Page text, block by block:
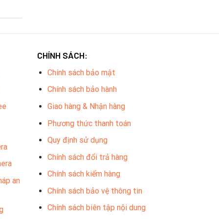
an
CHÍNH SÁCH:
Chính sách bảo mật
Chính sách bảo hành
Giao hàng & Nhận hàng
Phương thức thanh toán
Quy định sử dụng
Chính sách đổi trả hàng
Chính sách kiểm hàng
Chính sách bảo vệ thông tin
Chính sách biên tập nội dung